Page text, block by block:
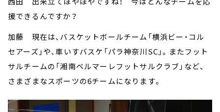
援できるんですか？
加藤 現在は、バスケットボールチーム「横浜ビー・コル
セアーズ」や、車いすバスケ「パラ神奈川SC」。またフット
サルチームの「湘南ベルマーレフットサルクラブ」など、
さまざまなスポーツの6チームになります。